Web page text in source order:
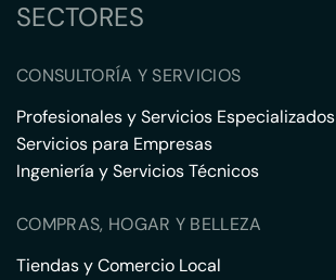
SECTORES
CONSULTORÍA Y SERVICIOS
Profesionales y Servicios Especializados
Servicios para Empresas
Ingeniería y Servicios Técnicos
COMPRAS, HOGAR Y BELLEZA
Tiendas y Comercio Local